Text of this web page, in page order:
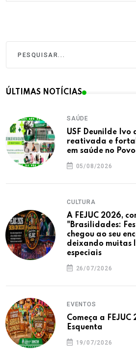
ÚLTIMAS NOTÍCIAS
SAÚDE
USF Deunilde Ivo
reativada e
em saúde no
05/08/2026
CULTURA
A FEJUC 2026,
"Brasilidades:
chegou ao seu
deixando muitas
especiais
26/07/2026
EVENTOS
Começa a FEJUC
Esquenta
19/07/2026